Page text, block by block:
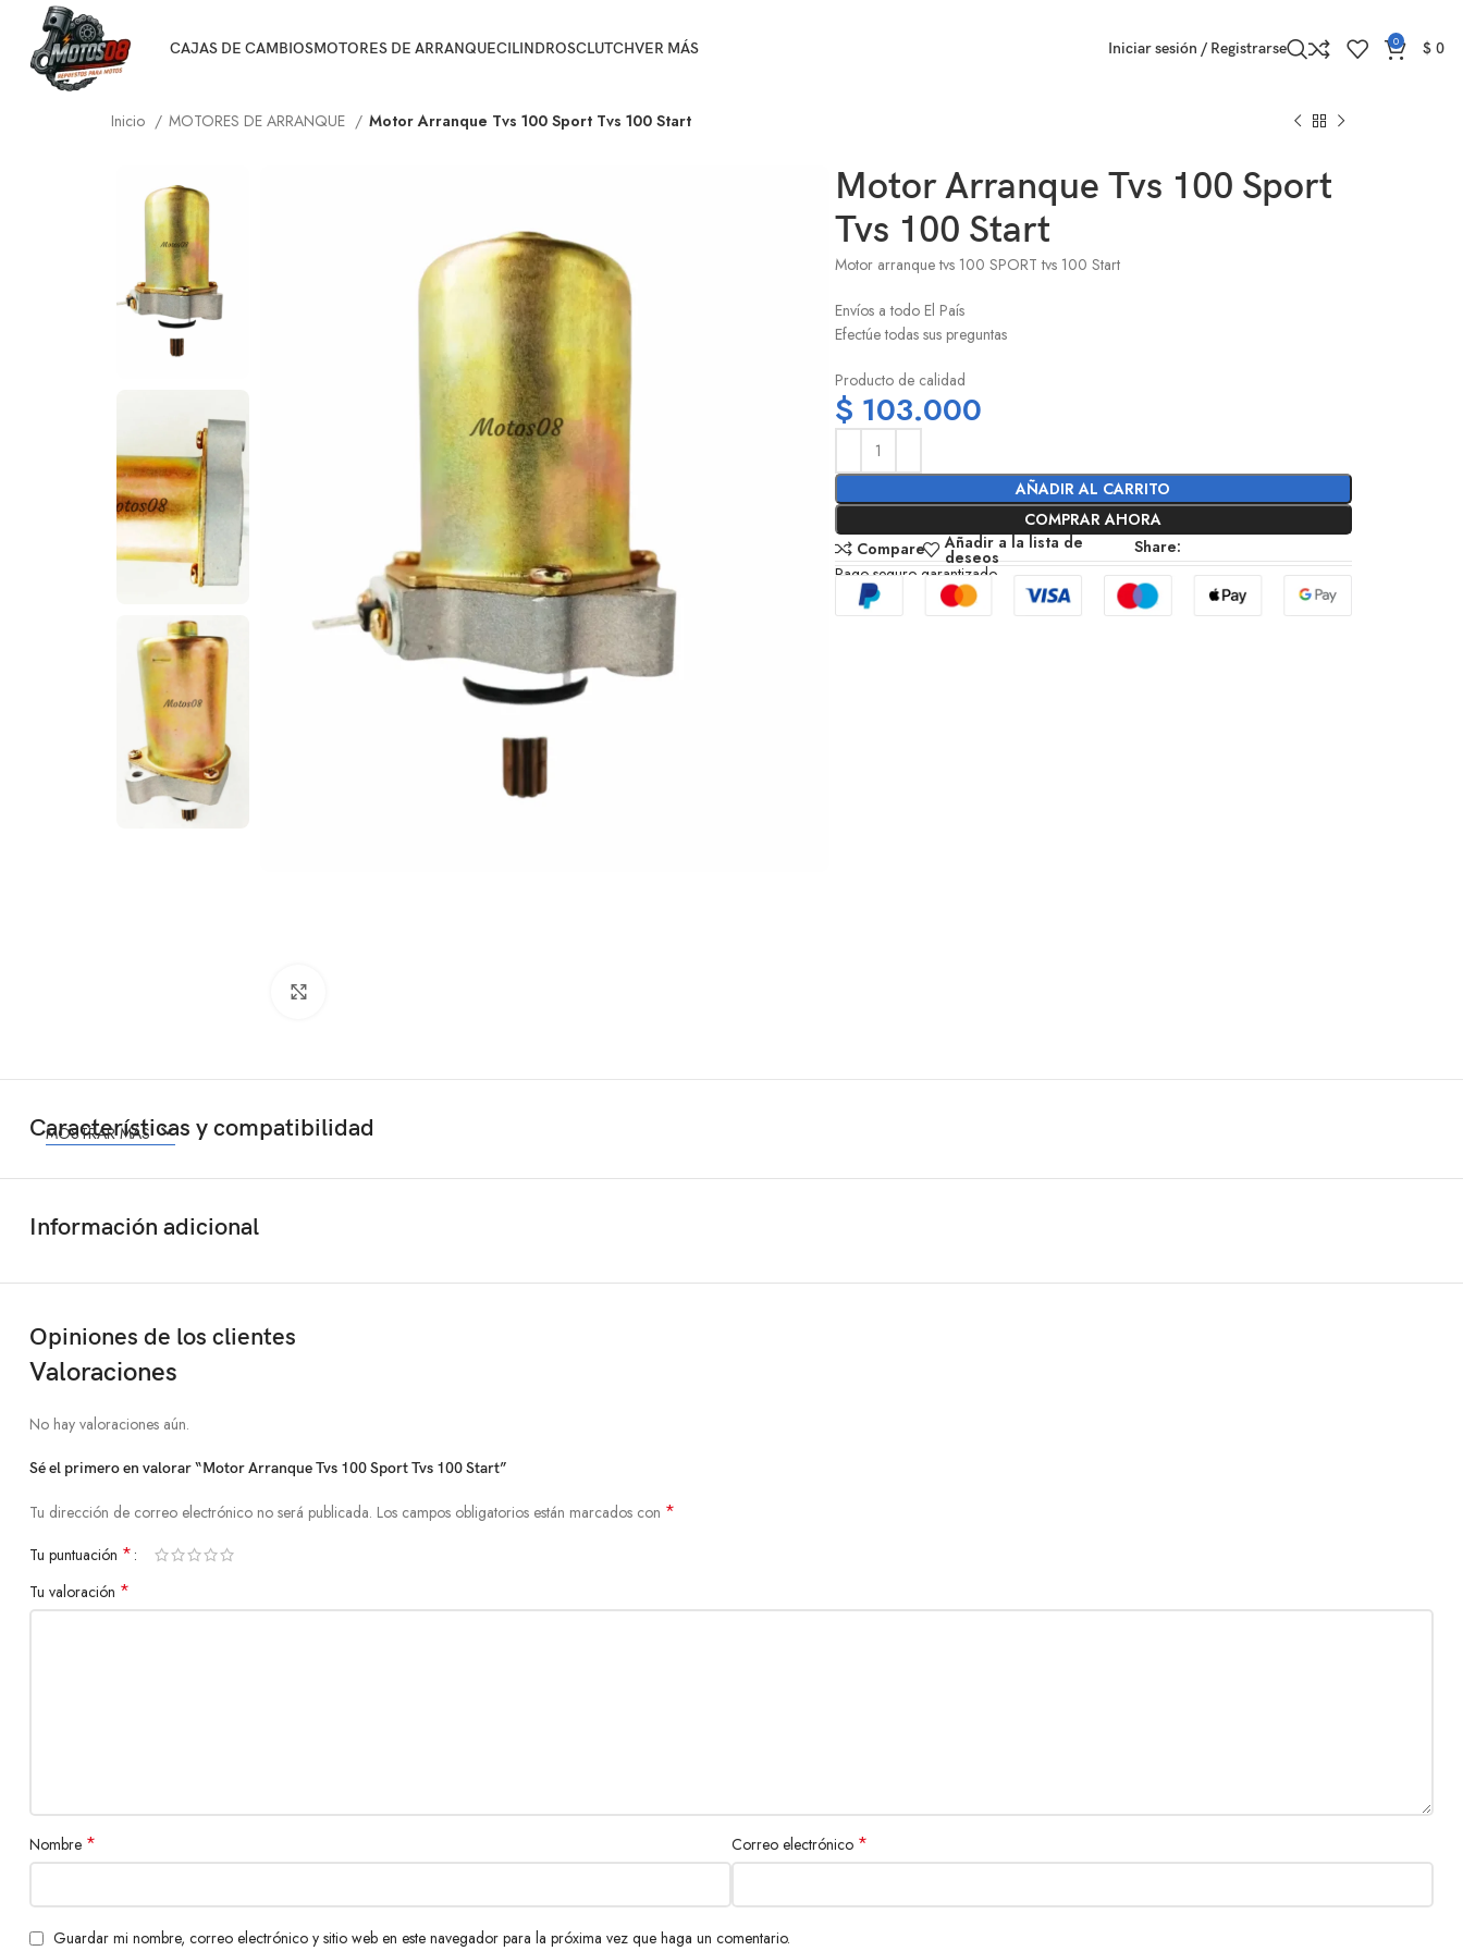
CAJAS DE CAMBIOSMOTORES DE ARRANQUECILINDROSCLUTCHVER MÁS Iniciar sesión / Registrarse 0 $ 0
Inicio MOTORES DE ARRANQUE Motor Arranque Tvs 100 Sport Tvs 100 Start
Motor Arranque Tvs 100 Sport
Tvs 100 Start
Motor arranque tvs 100 SPORT tvs 100 Start
Envíos a todo El País
Efectúe todas sus preguntas
Producto de calidad
$ 103.000
AÑADIR AL CARRITO
COMPRAR AHORA
Compare
Añadir a la lista de
deseos
Share:
Pago seguro garantizado
Características y compatibilidad
MOSTRAR MÁS
Información adicional
Opiniones de los clientes
Valoraciones
No hay valoraciones aún.
Sé el primero en valorar “Motor Arranque Tvs 100 Sport Tvs 100 Start”
Tu dirección de correo electrónico no será publicada. Los campos obligatorios están marcados con *
Tu puntuación *
Tu valoración *
Nombre * Correo electrónico *
Guardar mi nombre, correo electrónico y sitio web en este navegador para la próxima vez que haga un comentario.